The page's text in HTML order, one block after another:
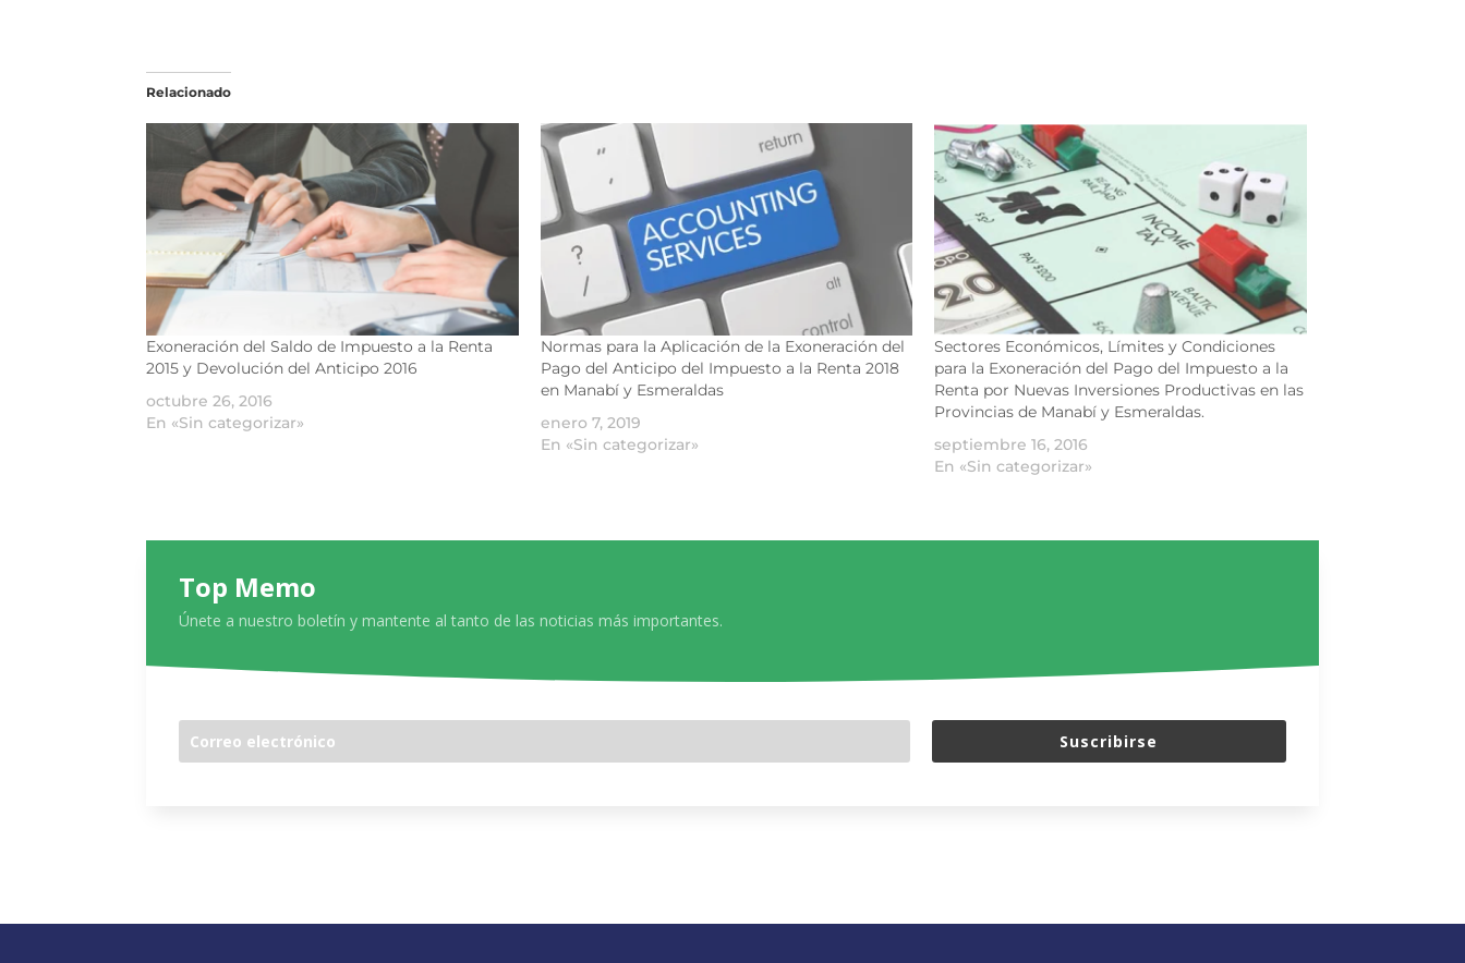
Relacionado
Exoneración del Saldo de Impuesto a la Renta
2015 y Devolución del Anticipo 2016
octubre 26, 2016
En «Sin categorizar»
Normas para la Aplicación de la Exoneración del
Pago del Anticipo del Impuesto a la Renta 2018
en Manabí y Esmeraldas
enero 7, 2019
En «Sin categorizar»
Sectores Económicos, Límites y Condiciones
para la Exoneración del Pago del Impuesto a la
Renta por Nuevas Inversiones Productivas en las
Provincias de Manabí y Esmeraldas.
septiembre 16, 2016
En «Sin categorizar»
Top Memo
Únete a nuestro boletín y mantente al tanto de las noticias más importantes.
Suscribirse